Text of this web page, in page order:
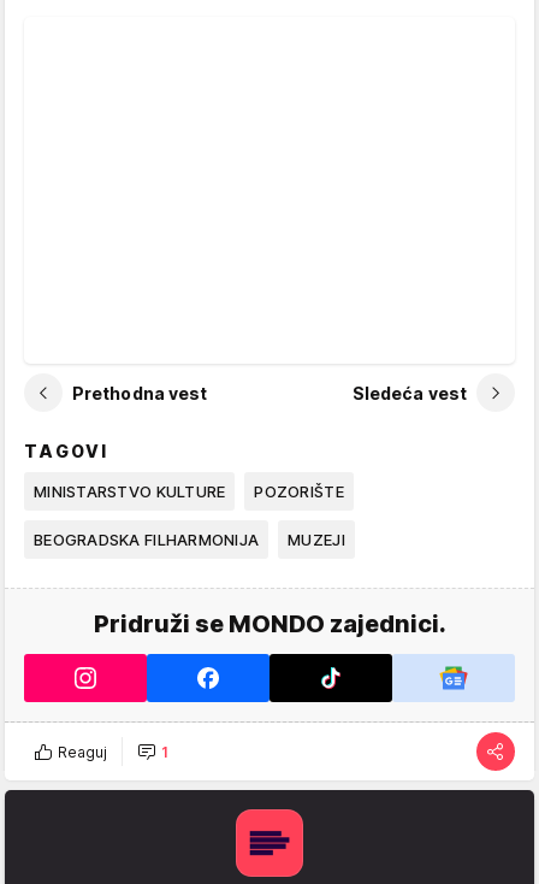
Prethodna vest Sledeća vest
TAGOVI
MINISTARSTVO KULTURE POZORIŠTE
BEOGRADSKA FILHARMONIJA MUZEJI
Pridruži se MONDO zajednici.
Reaguj 1